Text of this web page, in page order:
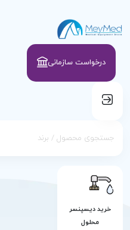
درخواست سازمانی
خرید دیسپنسر
محلول